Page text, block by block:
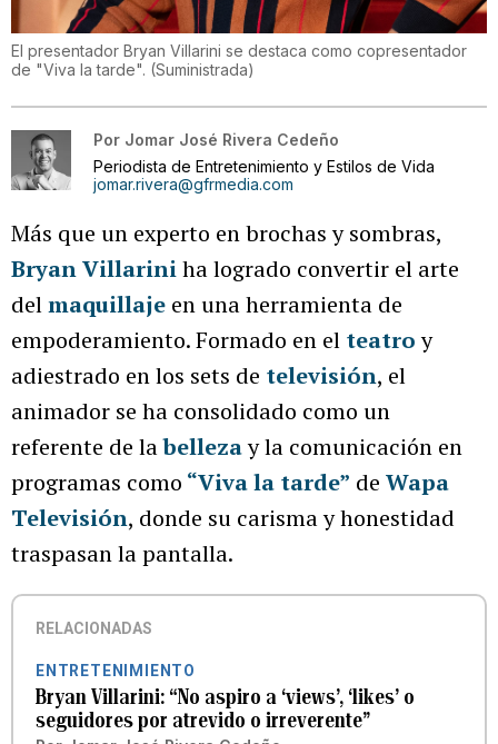
El presentador Bryan Villarini se destaca como copresentador
de "Viva la tarde". (Suministrada)
Por Jomar José Rivera Cedeño
Periodista de Entretenimiento y Estilos de Vida
jomar.rivera@gfrmedia.com
Más que un experto en brochas y sombras,
Bryan Villariniha logrado convertir el arte
delmaquillaje en una herramienta de
empoderamiento. Formado en el teatroy
adiestrado en los sets de televisión, el
animador se ha consolidado como un
referente de labellezay la comunicación en
programas como “Viva la tarde” de Wapa
Televisión, donde su carisma y honestidad
traspasan la pantalla.
RELACIONADAS
ENTRETENIMIENTO
Bryan Villarini: “No aspiro a ‘views’, ‘likes’ o
seguidores por atrevido o irreverente”